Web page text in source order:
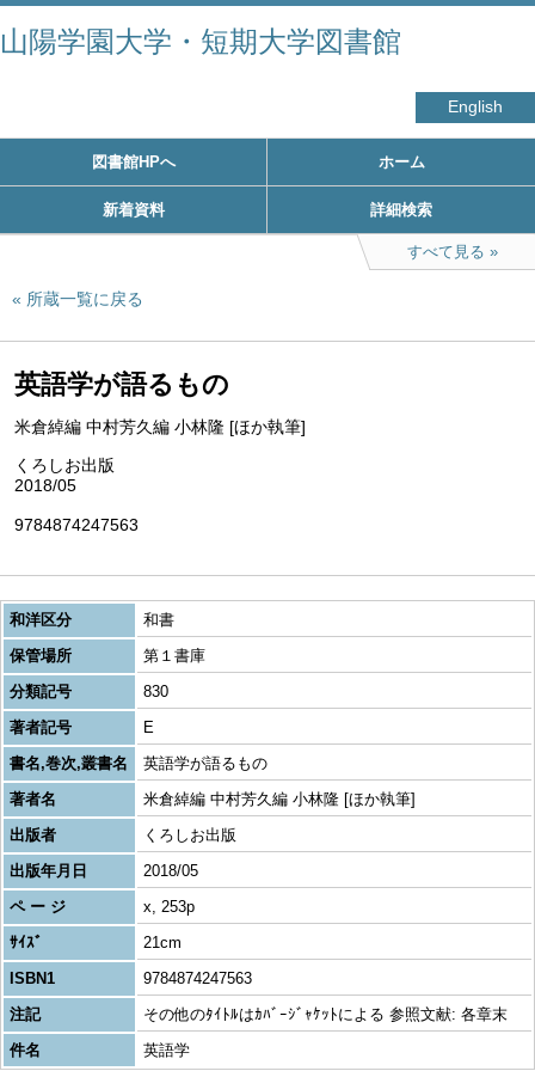
山陽学園大学・短期大学図書館
English
図書館HPへ ホーム
新着資料 詳細検索
すべて見る
所蔵一覧に戻る
英語学が語るもの
米倉綽編 中村芳久編 小林隆 [ほか執筆]
くろしお出版
2018/05
9784874247563
和洋区分
和書
保管場所
第１書庫
分類記号
830
著者記号
E
書名,巻次,叢書名
英語学が語るもの
著者名
米倉綽編 中村芳久編 小林隆 [ほか執筆]
出版者
くろしお出版
出版年月日
2018/05
ペ ー ジ
x, 253p
ｻｲｽﾞ
21cm
ISBN1
9784874247563
注記
その他のﾀｲﾄﾙはｶﾊﾞｰｼﾞｬｹｯﾄによる 参照文献: 各章末
件名
英語学